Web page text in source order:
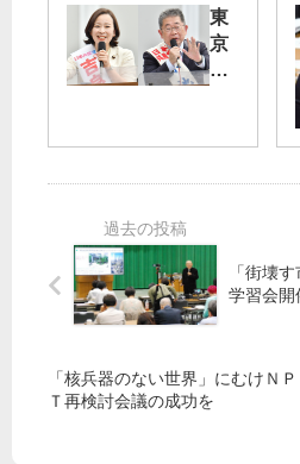
は
ギ
ル
含
め
真
剣
検
討
東
京
・
党
の
街
演
説
「街壊
学習会開
「核兵器のない世界」にむけＮＰ
Ｔ再検討会議の成功を